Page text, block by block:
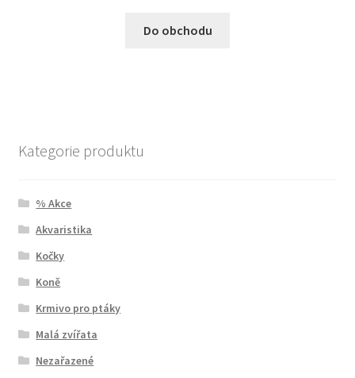
Do obchodu
Kategorie produktu
% Akce
Akvaristika
Kočky
Koně
Krmivo pro ptáky
Malá zvířata
Nezařazené